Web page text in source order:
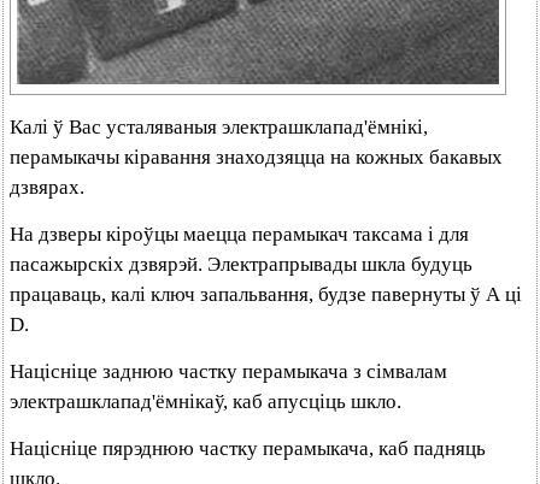
Калі ў Вас усталяваныя электрашклапад'ёмнікі,
перамыкачы кіравання знаходзяцца на кожных бакавых
дзвярах.
На дзверы кіроўцы маецца перамыкач таксама і для
пасажырскіх дзвярэй. Электрапрывады шкла будуць
працаваць, калі ключ запальвання, будзе павернуты ў А ці
D.
Націсніце заднюю частку перамыкача з сімвалам
электрашклапад'ёмнікаў, каб апусціць шкло.
Націсніце пярэднюю частку перамыкача, каб падняць
шкло.